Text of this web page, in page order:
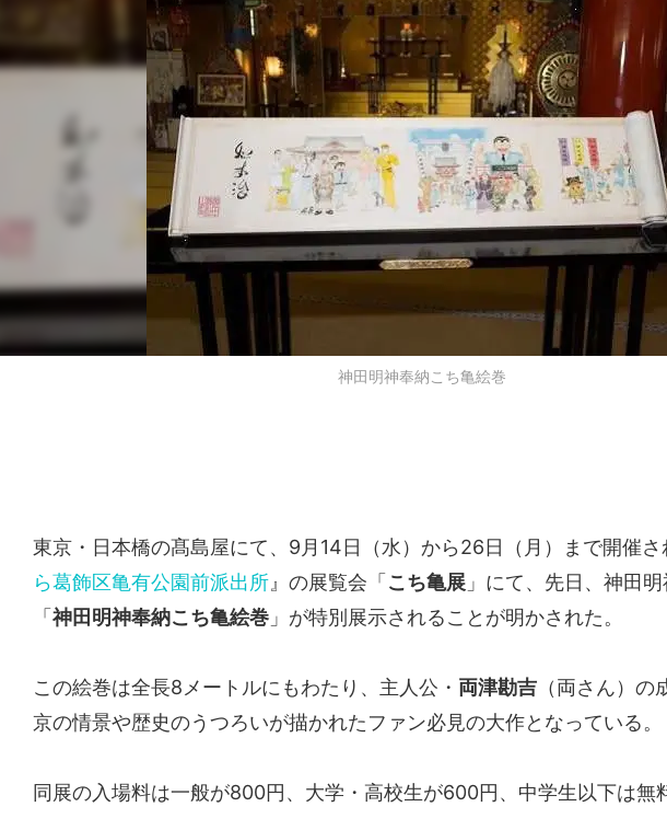
神田明神奉納こち亀絵巻
東京・日本橋の髙島屋にて、9月14日（水）から26日（月）まで開催さ
ら葛飾区亀有公園前派出所 』の展覧会「 こち亀展 」にて、先日、神田
「 神田明神奉納こち亀絵巻 」が特別展示されることが明かされた。
この絵巻は全長8メートルにもわたり、主人公・ 両津勘吉 （両さん）の
京の情景や歴史のうつろいが描かれたファン必見の大作となっている。
同展の入場料は一般が800円、大学・高校生が600円、中学生以下は無